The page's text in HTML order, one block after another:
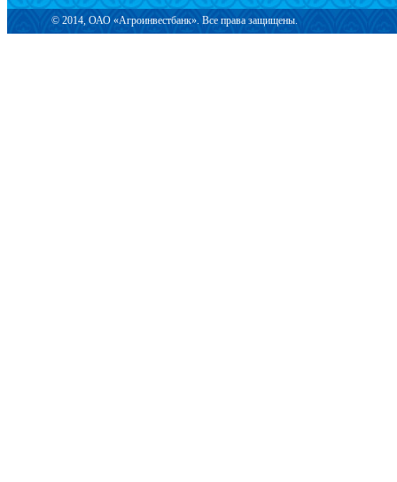
© 2014, ОАО «Агроинвестбанк». Все права защищены.